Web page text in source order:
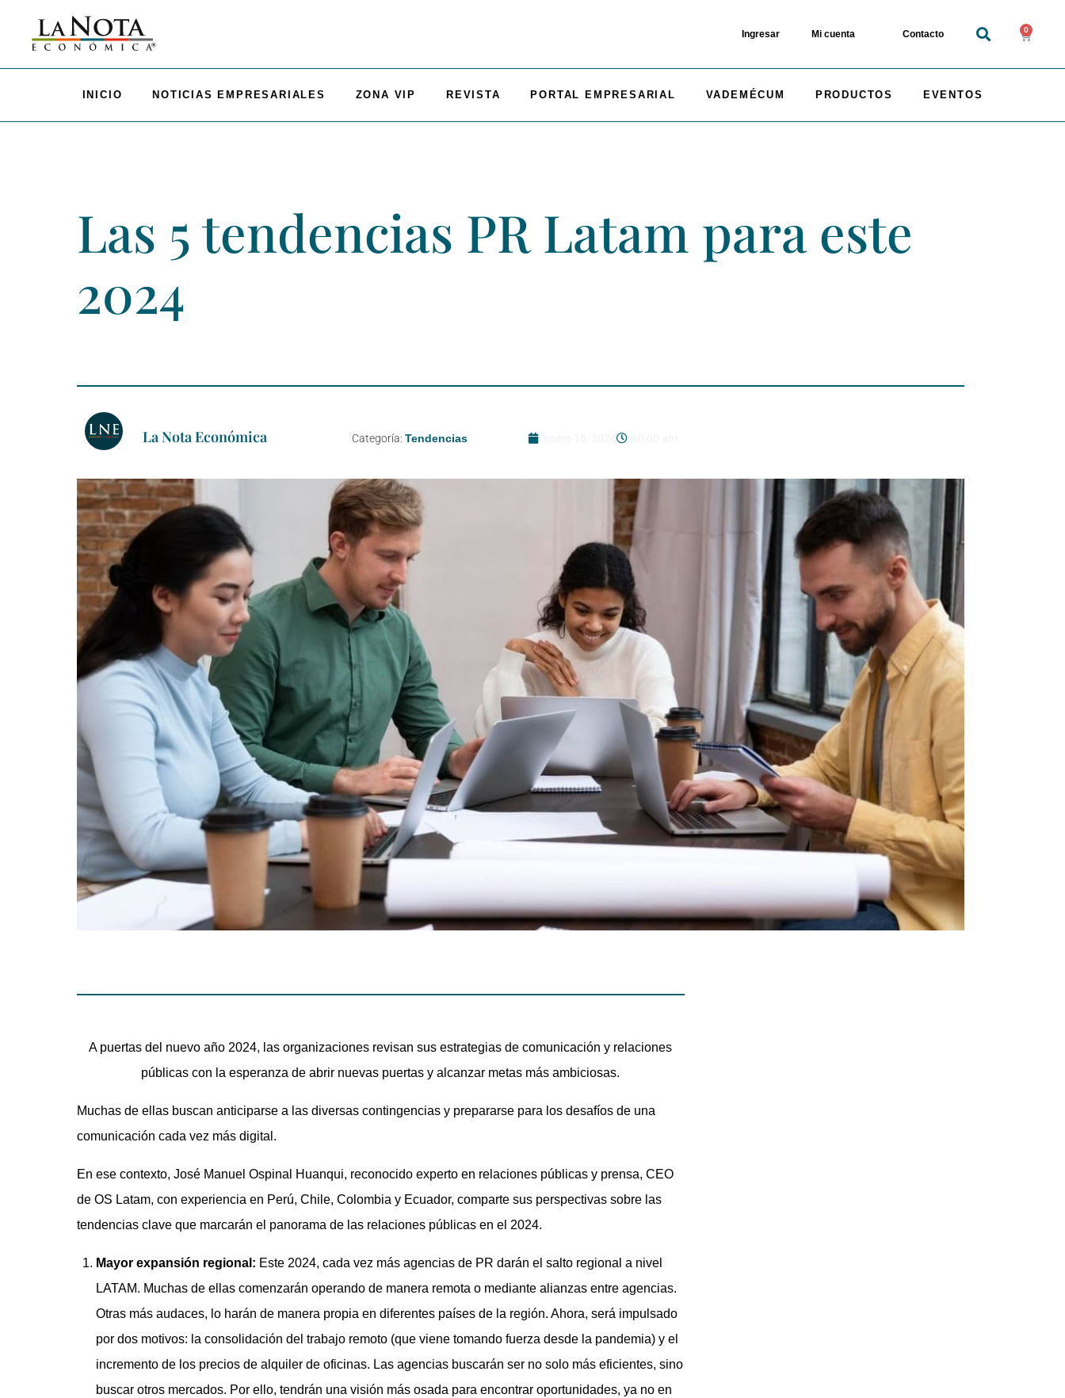
Ingresar Mi cuenta Contacto 0
INICIO NOTICIAS EMPRESARIALES ZONA VIP REVISTA PORTAL EMPRESARIAL VADEMÉCUM PRODUCTOS EVENTOS
Las 5 tendencias PR Latam para este
2024
La Nota Económica Categoría: Tendencias
A puertas del nuevo año 2024, las organizaciones revisan sus estrategias de comunicación y relaciones
públicas con la esperanza de abrir nuevas puertas y alcanzar metas más ambiciosas.
Muchas de ellas buscan anticiparse a las diversas contingencias y prepararse para los desafíos de una
comunicación cada vez más digital.
En ese contexto, José Manuel Ospinal Huanqui, reconocido experto en relaciones públicas y prensa, CEO
de OS Latam, con experiencia en Perú, Chile, Colombia y Ecuador, comparte sus perspectivas sobre las
tendencias clave que marcarán el panorama de las relaciones públicas en el 2024.
Mayor expansión regional: Este 2024, cada vez más agencias de PR darán el salto regional a nivel
LATAM. Muchas de ellas comenzarán operando de manera remota o mediante alianzas entre agencias.
Otras más audaces, lo harán de manera propia en diferentes países de la región. Ahora, será impulsado
por dos motivos: la consolidación del trabajo remoto (que viene tomando fuerza desde la pandemia) y el
incremento de los precios de alquiler de oficinas. Las agencias buscarán ser no solo más eficientes, sino
buscar otros mercados. Por ello, tendrán una visión más osada para encontrar oportunidades, ya no en